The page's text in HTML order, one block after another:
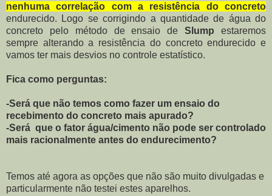
nenhuma correlação com a resistência do concreto
endurecido. Logo se corrigindo a quantidade de água do
concreto pelo método de ensaio deSlumpestaremos
sempre alterando a resistência do concreto endurecido e
vamos ter mais desvios no controle estatístico.
Fica como perguntas:
-Será que não temos como fazer um ensaio do
recebimento do concreto mais apurado?
-Será que o fator água/cimento não pode ser controlado
mais racionalmente antes do endurecimento?
Temos até agora as opções que não são muito divulgadas e
particularmente não testei estes aparelhos.